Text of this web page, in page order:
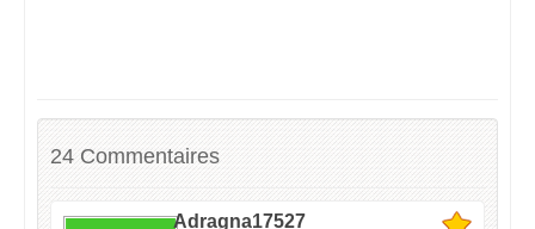
24 Commentaires
Adragna17527